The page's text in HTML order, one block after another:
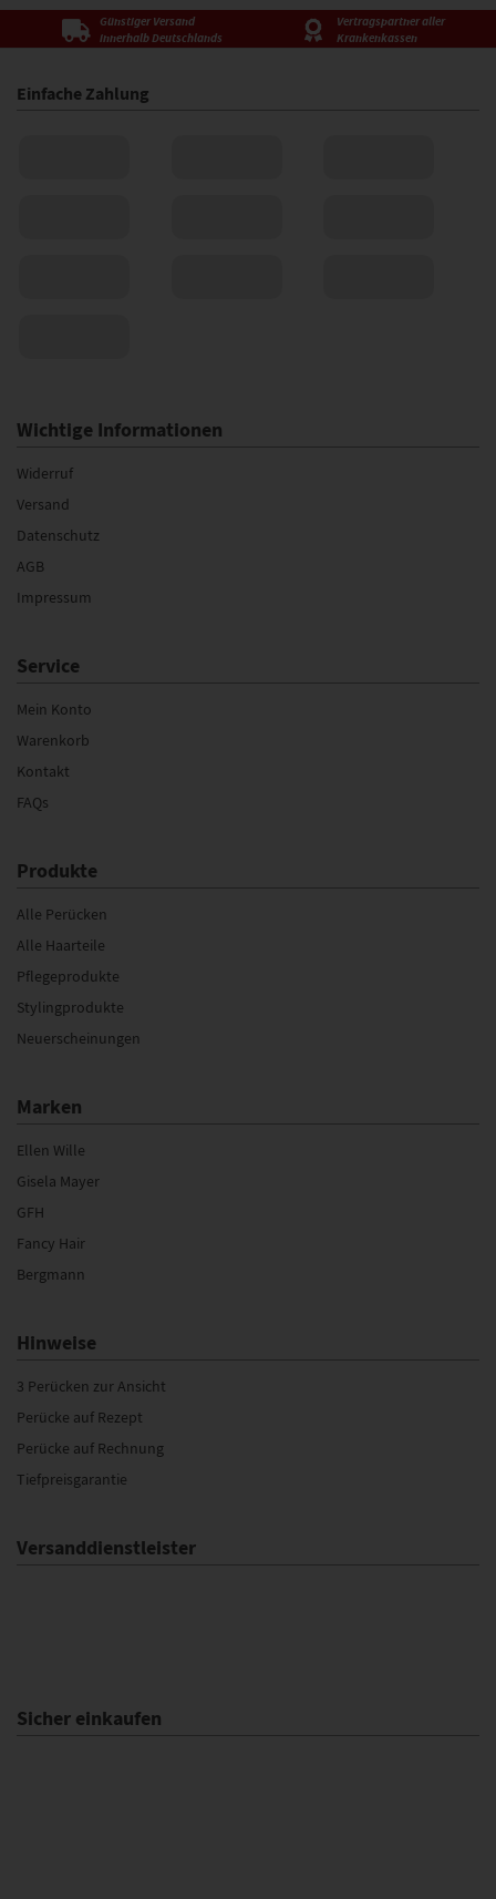
Günstiger Versand
innerhalb Deutschlands
Vertragspartner aller
Krankenkassen
Einfache Zahlung
Wichtige Informationen
Widerruf
Versand
Datenschutz
AGB
Impressum
Service
Mein Konto
Warenkorb
Kontakt
FAQs
Produkte
Alle Perücken
Alle Haarteile
Pflegeprodukte
Stylingprodukte
Neuerscheinungen
Marken
Ellen Wille
Gisela Mayer
GFH
Fancy Hair
Bergmann
Hinweise
3 Perücken zur Ansicht
Perücke auf Rezept
Perücke auf Rechnung
Tiefpreisgarantie
Versanddienstleister
Sicher einkaufen